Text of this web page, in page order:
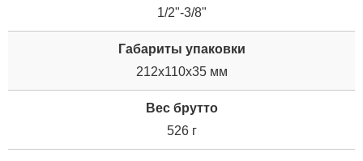
1/2"-3/8"
Габариты упаковки
212x110x35 мм
Вес брутто
526 г